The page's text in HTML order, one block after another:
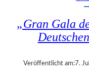
„Gran Gala
Veröffentlicht am:7.